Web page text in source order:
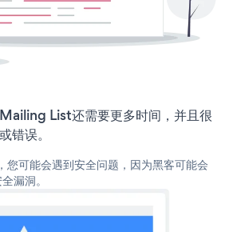
List还需要更多时间，并且很
错误。
您可能会遇到安全问题，因为黑客可能会
漏洞。